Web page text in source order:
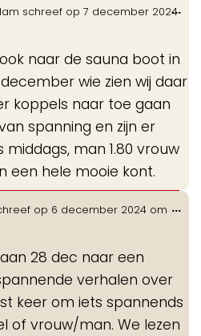
schreef op 7 december 2024
naar de sauna boot in
wie zien wij daar
koppels naar toe gaan
spanning en zijn er
middags, man 1.80 vrouw
een hele mooie kont.
...
op 6 december 2024 om
28 dec naar een
verhalen over
keer om iets spannends
of vrouw/man. We lezen
...